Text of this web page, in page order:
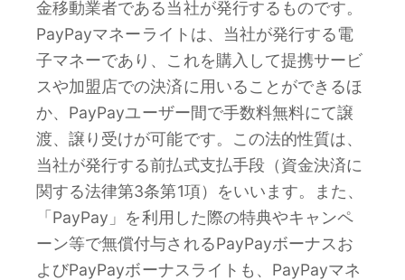
金移動業者である当社が発行するものです。
PayPayマネーライトは、当社が発行する電
子マネーであり、これを購入して提携サービ
スや加盟店での決済に用いることができるほ
か、PayPayユーザー間で手数料無料にて譲
渡、譲り受けが可能です。この法的性質は、
当社が発行する前払式支払手段（資金決済に
関する法律第3条第1項）をいいます。また、
「PayPay」を利用した際の特典やキャンペ
ーン等で無償付与されるPayPayボーナスお
よびPayPayボーナスライトも、PayPayマネ